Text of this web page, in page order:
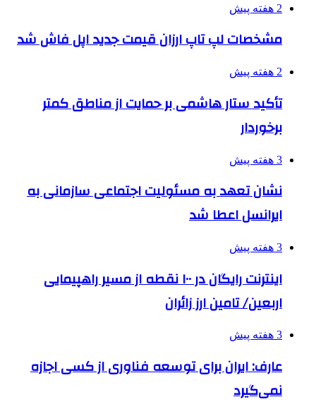
2 هفته پیش
مشخصات لپ تاپ ارزان قیمت جدید اپل فاش شد
2 هفته پیش
تأکید ستار هاشمی بر حمایت از مناطق کمتر
برخوردار
3 هفته پیش
نشان تعهد به مسئولیت اجتماعی سازمانی به
ایرانسل اعطا شد
3 هفته پیش
اینترنت رایگان در ۱۰۰ نقطه از مسیر راهپیمایی
اربعین/ تامین ارز زائران
3 هفته پیش
عارف: ایران برای توسعه فناوری از کسی اجازه
نمی‌گیرد